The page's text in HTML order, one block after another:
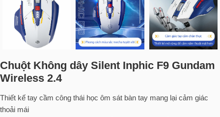
Chuột Không dây Silent Inphic F9 Gundam
Wireless 2.4
Thiết kế tay cầm công thái học ôm sát bàn tay mang lại cảm giác
thoải mái